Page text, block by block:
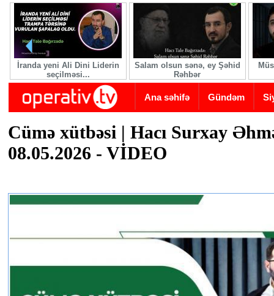
Skip to main content
İranda yeni Ali Dini Liderin
seçilməsi...
Salam olsun sənə, ey Şəhid
Rəhbər
Ana səhifə Gündəm
Cümə xütbəsi | Hacı Surxay
08.05.2026 - VİDEO